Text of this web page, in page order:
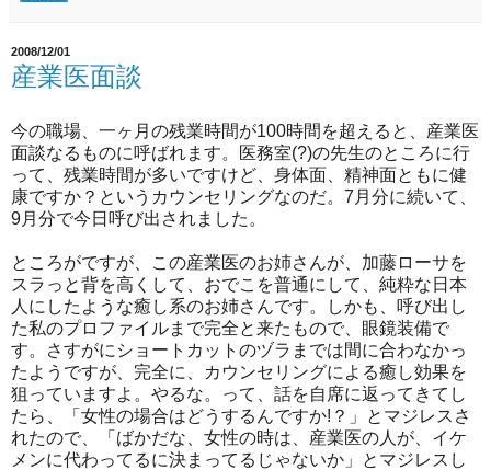
2008/12/01
産業医面談
今の職場、一ヶ月の残業時間が100時間を超えると、産業医
面談なるものに呼ばれます。医務室(?)の先生のところに行
って、残業時間が多いですけど、身体面、精神面ともに健
康ですか？というカウンセリングなのだ。7月分に続いて、
9月分で今日呼び出されました。
ところがですが、この産業医のお姉さんが、加藤ローサを
スラっと背を高くして、おでこを普通にして、純粋な日本
人にしたような癒し系のお姉さんです。しかも、呼び出し
た私のプロファイルまで完全と来たもので、眼鏡装備で
す。さすがにショートカットのヅラまでは間に合わなかっ
たようですが、完全に、カウンセリングによる癒し効果を
狙っていますよ。やるな。って、話を自席に返ってきてし
たら、「女性の場合はどうするんですか!？」とマジレスさ
れたので、「ばかだな、女性の時は、産業医の人が、イケ
メンに代わってるに決まってるじゃないか」とマジレスし